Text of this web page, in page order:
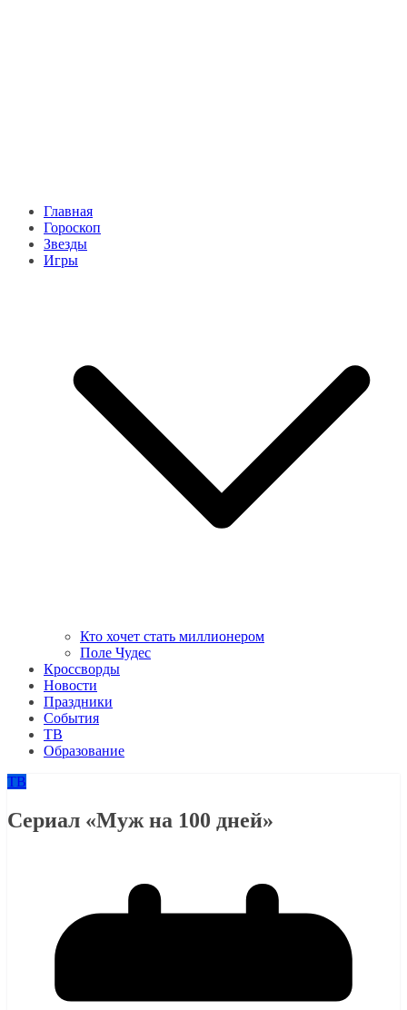
Главная
Гороскоп
Звезды
Игры
Кто хочет стать миллионером
Поле Чудес
Кроссворды
Новости
Праздники
События
ТВ
Образование
ТВ
Сериал «Муж на 100 дней»